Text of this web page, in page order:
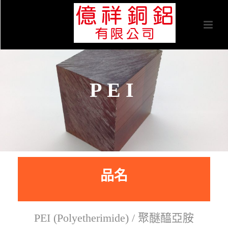
PEI
品名
PEI (Polyetherimide) / 聚醚醯亞胺